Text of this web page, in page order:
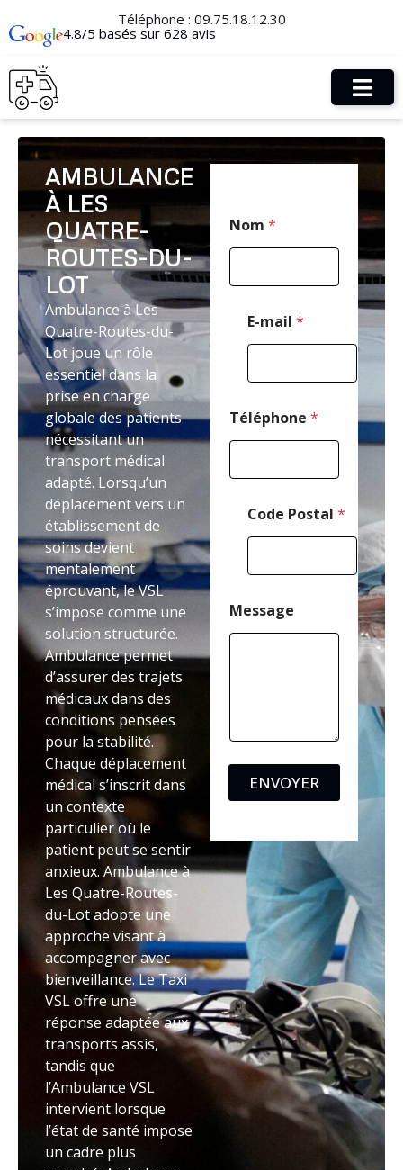
Téléphone : 09.75.18.12.30
4.8/5 basés sur 628 avis
AMBULANCE
À LES
QUATRE-
ROUTES-DU-
LOT
Ambulance à Les
Quatre-Routes-du-
Lot joue un rôle
essentiel dans la
prise en charge
globale des patients
nécessitant un
transport médical
adapté. Lorsqu’un
déplacement vers un
établissement de
soins devient
mentalement
éprouvant, le VSL
s’impose comme une
solution structurée.
Ambulance permet
d’assurer des trajets
médicaux dans des
conditions pensées
pour la stabilité.
Chaque déplacement
médical s’inscrit dans
un contexte
particulier où le
patient peut se sentir
anxieux. Ambulance à
Les Quatre-Routes-
du-Lot adopte une
approche visant à
accompagner avec
bienveillance. Le Taxi
VSL offre une
réponse adaptée aux
transports assis,
tandis que
l’Ambulance VSL
intervient lorsque
l’état de santé impose
un cadre plus
Nom *
E-mail *
Téléphone *
*
M
e
s
s
a
g
e
E
a
i
Code Postal *
Message
ENVOYER